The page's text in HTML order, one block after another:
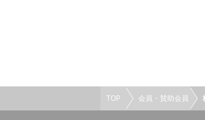
TOP 会員・賛助会員